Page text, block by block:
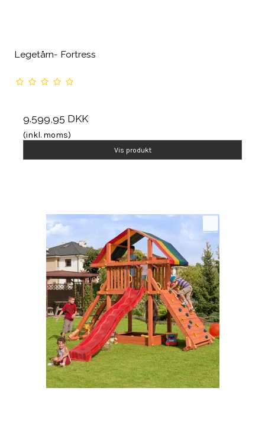
Legetårn- Fortress
9.599,95 DKK
(inkl. moms)
Vis produkt